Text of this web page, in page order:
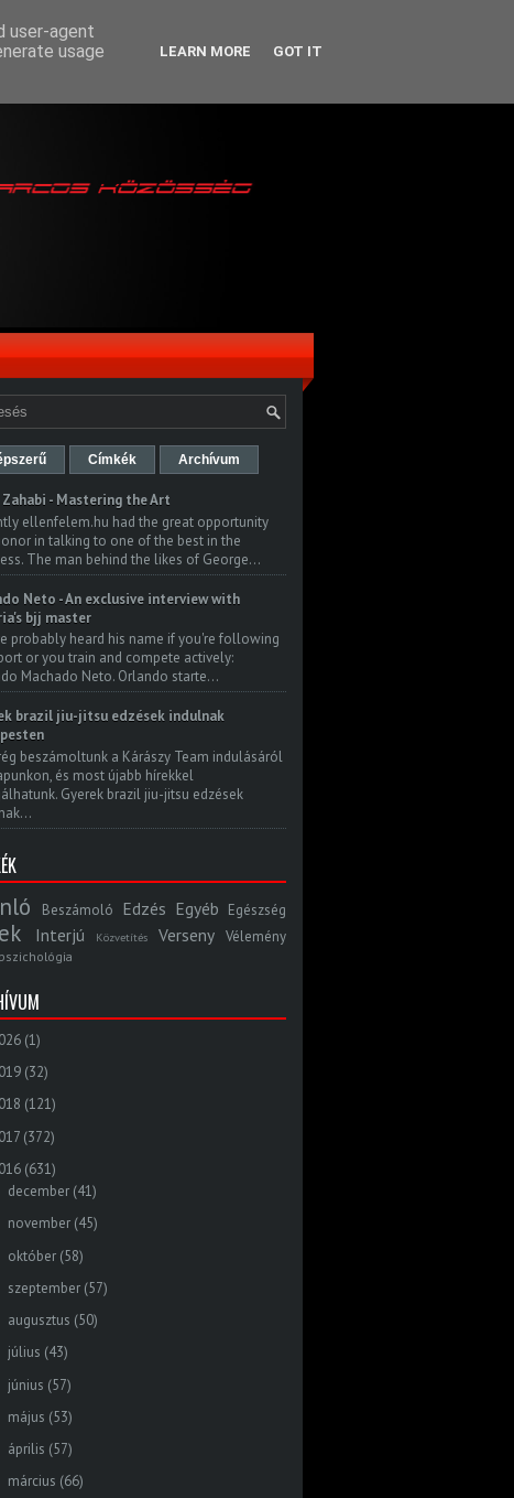
Címkék Archívum
Zahabi - Mastering the Art
ellenfelem.hu had the great opportunity
in talking to one of the best in the
The man behind the likes of George...
Neto - An exclusive interview with
bjj master
probably heard his name if you're following
or you train and compete actively:
Machado Neto. Orlando starte...
brazil jiu-jitsu edzések indulnak
beszámoltunk a Kárászy Team indulásáról
és most újabb hírekkel
Gyerek brazil jiu-jitsu edzések
Beszámoló Edzés Egyéb Egészség
Interjú Közvetítés Verseny Vélemény
(1)
(32)
(121)
(372)
(631)
december (41)
november (45)
október (58)
szeptember (57)
augusztus (50)
július (43)
június (57)
május (53)
április (57)
március (66)
user-agent
usage
LEARN MORE GOT IT